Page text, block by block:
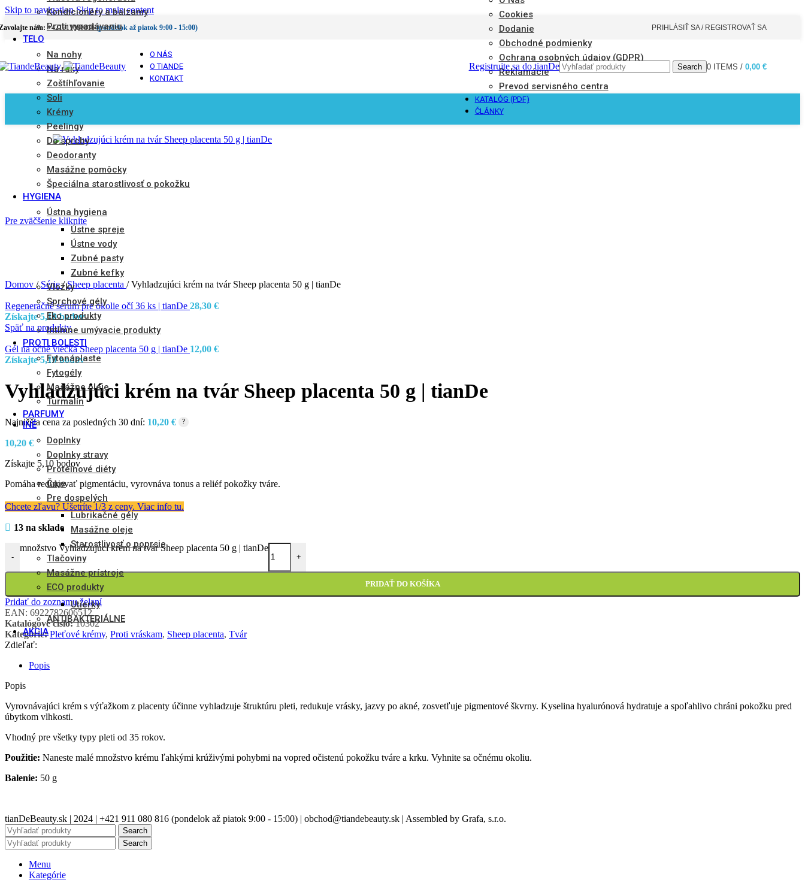
Skip to navigationSkip to main content
nám: +421911080816(pondelok až piatok 9:00 - 15:00)
Cookies
Dodanie
Obchodné podmienky
Ochrana osobných údajov (GDPR)
Reklamácie
Prevod servisného centra
KATALÓG (PDF)
ČLÁNKY
PRIHLÁSIŤ SA / REGISTROVAŤ SA
O NÁS
O TIANDE
KONTAKT
Registrujte sa do tianDe Search 0 ITEMS / 0,00 €
Kondicionéry a balzamy
Proti vypadávaniu
TELO
Na nohy
Na ruky
Zoštíhľovanie
Soli
Krémy
Peelingy
Do sprchy
Deodoranty
Masážne pomôcky
Špeciálna starostlivosť o pokožku
HYGIENA
Ústna hygiena
Ústne spreje
Ústne vody
Zubné pasty
Zubné kefky
Vložky
Sprchové gély
Eko produkty
Intímne umývacie produkty
PROTI BOLESTI
Fytonáplaste
Fytogély
Masážne oleje
Turmalín
PARFUMY
INÉ
Doplnky
Doplnky stravy
Proteínové diéty
Čaje
Pre dospelých
Lubrikačné gély
Masážne oleje
Starostlivosť o poprsie
Tlačoviny
Masážne prístroje
ECO produkty
Utierky
ANTIBAKTERIÁLNE
AKCIA
Pre zväčšenie kliknite
Domov / Série/ Sheep placenta / Vyhladzujúci krém na tvár Sheep placenta 50 g | tianDe
Regeneračné sérum pre okolie očí 36 ks | tianDe 28,30 €
Získajte 5,10 bodov
Späť na produkty
Gél na očné viečka Sheep placenta 50 g | tianDe 12,00 €
Získajte 5,10 bodov
Vyhladzujúci krém na tvár Sheep placenta 50 g | tianDe
Najnižšia cena za posledných 30 dní: 10,20 € ?
10,20 €
Získajte 5,10 bodov
Pomáha redukovať pigmentáciu, vyrovnáva tonus a reliéf pokožky tváre.
Chcete zľavu? Ušetríte 1/3 z ceny. Viac info tu.
13 na sklade
-
množstvo Vyhladzujúci krém na tvár Sheep placenta 50 g | tianDe
+
PRIDAŤ DO KOŠÍKA
Pridať do zoznamu želaní
EAN: 6922782606512
Katalógové číslo:10302
Kategórie: Pleťové krémy, Proti vráskam, Sheep placenta, Tvár
Zdieľať:
Popis
Popis
Vyrovnávajúci krém s výťažkom z placenty účinne vyhladzuje štruktúru pleti, redukuje vrásky, jazvy po akné, zosvetľuje pigmentové škvrny. Kyselina hyalurónová hydratuje a spoľahlivo chráni pokožku pred
úbytkom vlhkosti.
Vhodný pre všetky typy pleti od 35 rokov.
Použitie: Naneste malé množstvo krému ľahkými krúživými pohybmi na vopred očistenú pokožku tváre a krku. Vyhnite sa očnému okoliu.
Balenie: 50 g
tianDeBeauty.sk | 2024 | +421 911 080 816 (pondelok až piatok 9:00 - 15:00) | obchod@tiandebeauty.sk | Assembled by Grafa, s.r.o.
Search
Search
Menu
Kategórie